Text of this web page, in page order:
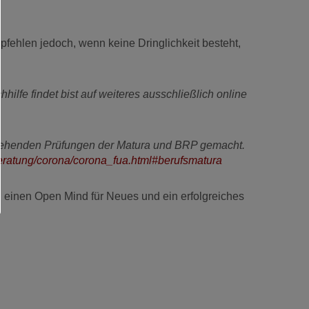
jedoch, wenn keine Dringlichkeit besteht,
findet bist auf weiteres ausschließlich online
Prüfungen der Matura und BRP gemacht.
corona/corona_fua.html#berufsmatura
Open Mind für Neues und ein erfolgreiches